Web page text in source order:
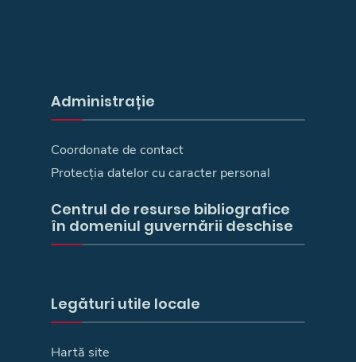
Administrație
Coordonate de contact
Protecția datelor cu caracter personal
Centrul de resurse bibliografice
în domeniul guvernării deschise
Legături utile locale
Hartă site